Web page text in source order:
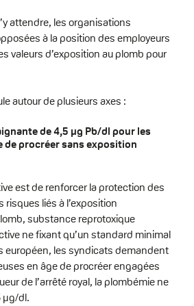
attendre, les organisations
à la position des employeurs
valeurs d’exposition au plomb pour
autour de plusieurs axes :
de 4,5 µg Pb/dl pour les
de procréer sans exposition
est de renforcer la protection des
liés à l’exposition
substance reprotoxique
ne fixant qu’un standard minimal
européen, les syndicats demandent
en âge de procréer engagées
de l’arrêté royal, la plombémie ne
µg/dl.